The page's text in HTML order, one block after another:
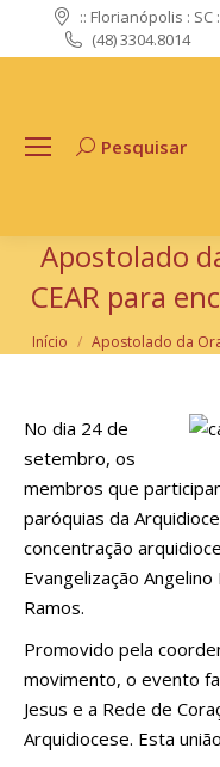
:: Florianópolis : SC
(48) 3304.8014
Search:Pesquisar
Apostolado
CEAR para
Você está aqui:
Início Apostolado da
No dia 24 de
setembro, os
membros que
paróquias da
concentração
Evangelização
Ramos.
Promovido pela
movimento, o evento
Jesus e a Rede de
Arquidiocese. Esta